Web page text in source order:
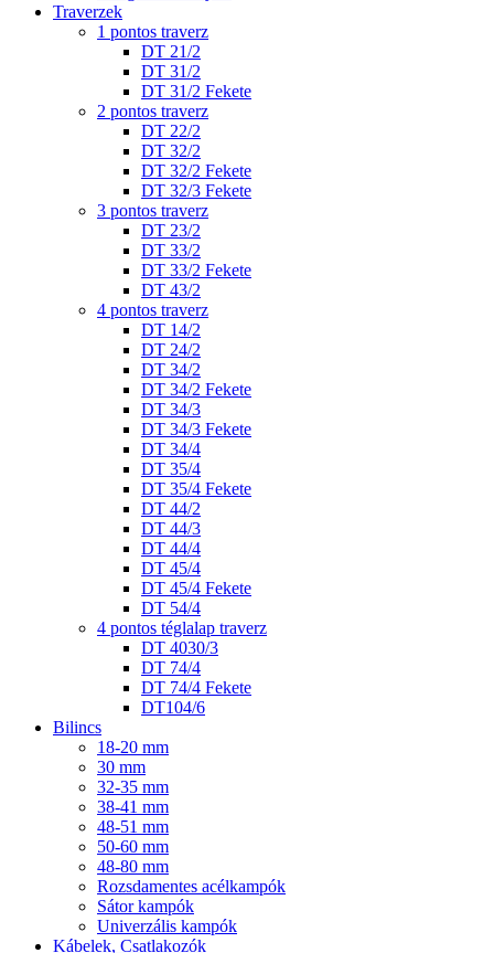
Traverzek
1 pontos traverz
DT 21/2
DT 31/2
DT 31/2 Fekete
2 pontos traverz
DT 22/2
DT 32/2
DT 32/2 Fekete
DT 32/3 Fekete
3 pontos traverz
DT 23/2
DT 33/2
DT 33/2 Fekete
DT 43/2
4 pontos traverz
DT 14/2
DT 24/2
DT 34/2
DT 34/2 Fekete
DT 34/3
DT 34/3 Fekete
DT 34/4
DT 35/4
DT 35/4 Fekete
DT 44/2
DT 44/3
DT 44/4
DT 45/4
DT 45/4 Fekete
DT 54/4
4 pontos téglalap traverz
DT 4030/3
DT 74/4
DT 74/4 Fekete
DT104/6
Bilincs
18-20 mm
30 mm
32-35 mm
38-41 mm
48-51 mm
50-60 mm
48-80 mm
Rozsdamentes acélkampók
Sátor kampók
Univerzális kampók
Kábelek, Csatlakozók